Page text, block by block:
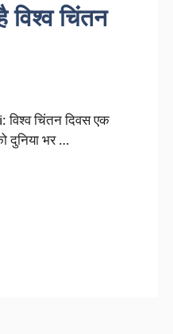
चिंतन
चिंतन दिवस एक
दुनिया भर …